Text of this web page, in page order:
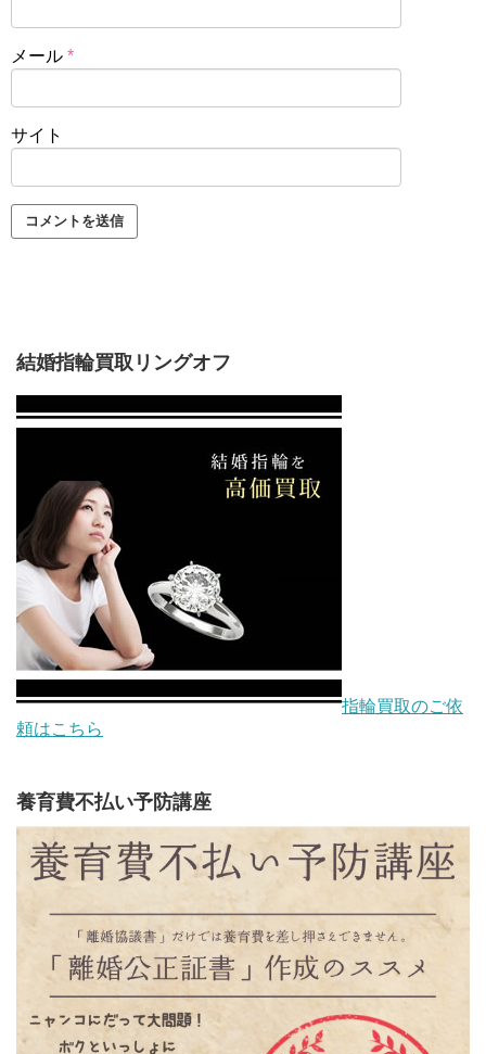
メール *
サイト
結婚指輪買取リングオフ
指輪買取のご依
頼はこちら
養育費不払い予防講座